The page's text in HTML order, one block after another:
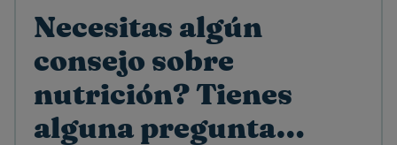
Necesitas algún
consejo sobre
nutrición? Tienes
alguna pregunta